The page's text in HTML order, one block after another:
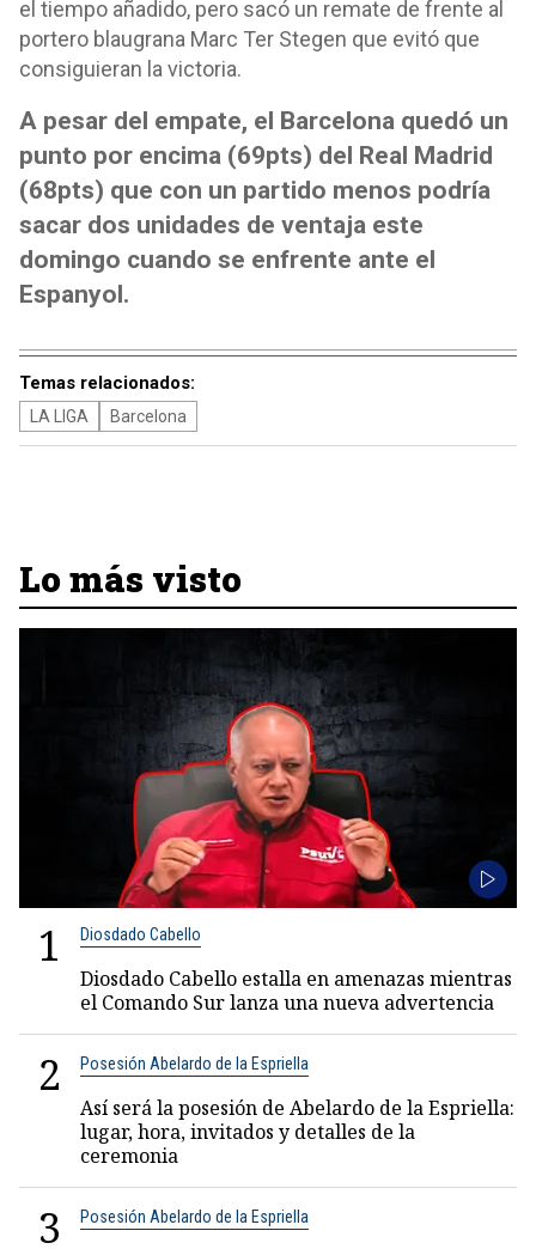
el tiempo añadido, pero sacó un remate de frente al
portero blaugrana Marc Ter Stegen que evitó que
consiguieran la victoria.
A pesar del empate, el Barcelona quedó un
punto por encima (69pts) del Real Madrid
(68pts) que con un partido menos podría
sacar dos unidades de ventaja este
domingo cuando se enfrente ante el
Espanyol.
Temas relacionados:
LA LIGA Barcelona
Lo más visto
1 Diosdado Cabello
Diosdado Cabello estalla en amenazas mientras
el Comando Sur lanza una nueva advertencia
2 Posesión Abelardo de la Espriella
Así será la posesión de Abelardo de la Espriella:
lugar, hora, invitados y detalles de la
ceremonia
3 Posesión Abelardo de la Espriella